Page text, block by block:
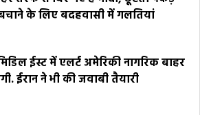
के लिए बदहवासी में गलतियां
ईस्ट में एलर्ट अमेरिकी नागरिक बाहर
ईरान ने भी की जवाबी तैयारी